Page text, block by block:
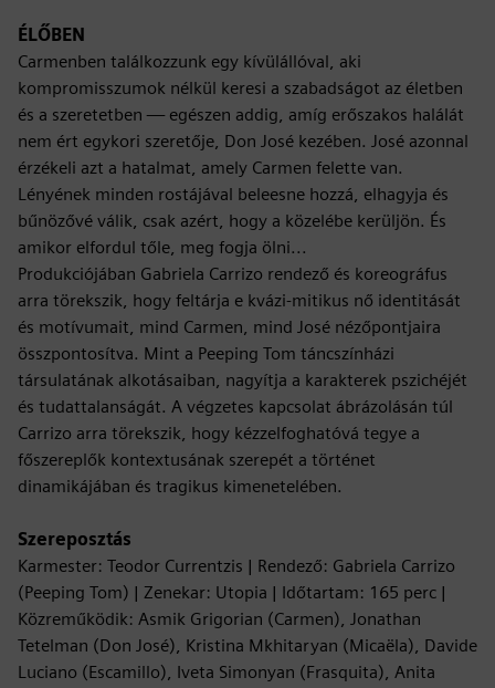
ÉLŐBEN
Carmenben találkozzunk egy kívülállóval, aki
kompromisszumok nélkül keresi a szabadságot az életben
és a szeretetben — egészen addig, amíg erőszakos halálát
nem ért egykori szeretője, Don José kezében. José azonnal
érzékeli azt a hatalmat, amely Carmen felette van.
Lényének minden rostájával beleesne hozzá, elhagyja és
bűnözővé válik, csak azért, hogy a közelébe kerüljön. És
amikor elfordul tőle, meg fogja ölni...
Produkciójában Gabriela Carrizo rendező és koreográfus
arra törekszik, hogy feltárja e kvázi-mitikus nő identitását
és motívumait, mind Carmen, mind José nézőpontjaira
összpontosítva. Mint a Peeping Tom táncszínházi
társulatának alkotásaiban, nagyítja a karakterek pszichéjét
és tudattalanságát. A végzetes kapcsolat ábrázolásán túl
Carrizo arra törekszik, hogy kézzelfoghatóvá tegye a
főszereplők kontextusának szerepét a történet
dinamikájában és tragikus kimenetelében.
Szereposztás
Karmester: Teodor Currentzis | Rendező: Gabriela Carrizo
(Peeping Tom) | Zenekar: Utopia | Időtartam: 165 perc |
Közreműködik: Asmik Grigorian (Carmen), Jonathan
Tetelman (Don José), Kristina Mkhitaryan (Micaëla), Davide
Luciano (Escamillo), Iveta Simonyan (Frasquita), Anita